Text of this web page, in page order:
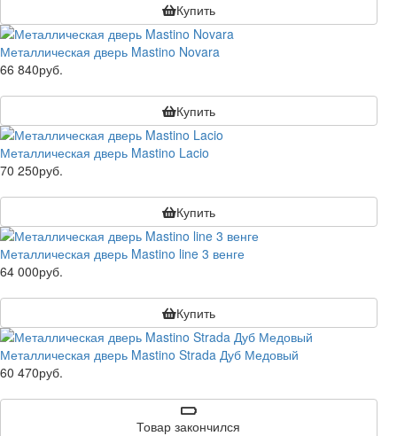
Купить
Металлическая дверь Mastino Novara
66 840руб.
Купить
Металлическая дверь Mastino Lacio
70 250руб.
Купить
Металлическая дверь Mastino line 3 венге
64 000руб.
Купить
Металлическая дверь Mastino Strada Дуб Медовый
60 470руб.
Товар закончился